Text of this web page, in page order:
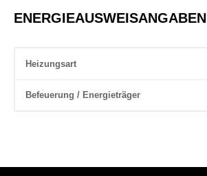
ENERGIEAUSWEISANGABEN
Heizungsart
Befeuerung / Energieträger